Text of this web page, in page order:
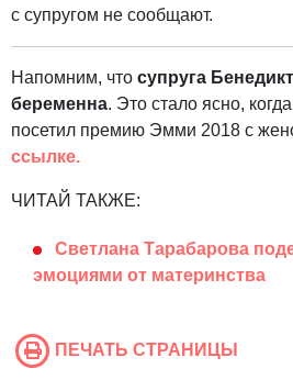
с супругом не сообщают.
Напомним, что супруга
беременна. Это стало ясно,
посетил премию Эмми 2018 с
ссылке.
ЧИТАЙ ТАКЖЕ:
Светлана Тарабарова
эмоциями от материнства
ПЕЧАТЬ СТРАНИЦЫ